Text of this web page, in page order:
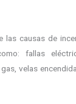
las causas de
fallas
velas